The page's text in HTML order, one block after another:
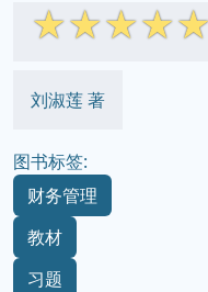
☆☆☆☆☆
刘淑莲 著
图书标签:
财务管理
教材
习题